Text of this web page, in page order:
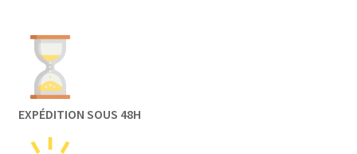
Dépendances
Détente, calmant, relaxant
Détoxifiant
Digestion
Douleurs (8)
Draineur
EXPÉDITION SOUS 48H